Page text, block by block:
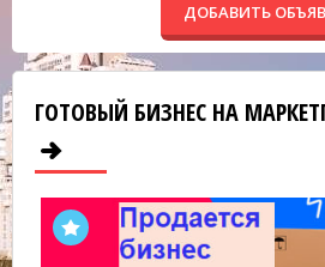
ДОБАВИТЬ
ГОТОВЫЙ БИЗНЕС НА